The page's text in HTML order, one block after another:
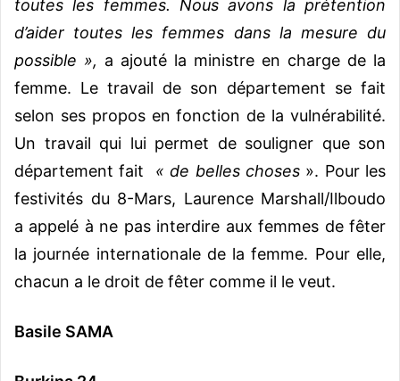
toutes les femmes. Nous avons la prétention
d’aider toutes les femmes dans la mesure du
possible », a ajouté la ministre en charge de la
femme. Le travail de son département se fait
selon ses propos en fonction de la vulnérabilité.
Un travail qui lui permet de souligner que son
département fait « de belles choses ». Pour les
festivités du 8-Mars, Laurence Marshall/Ilboudo
a appelé à ne pas interdire aux femmes de fêter
la journée internationale de la femme. Pour elle,
chacun a le droit de fêter comme il le veut.
Basile SAMA